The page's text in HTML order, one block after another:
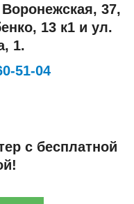
37,
13 к1 и ул.
1.
51-04
с бесплатной